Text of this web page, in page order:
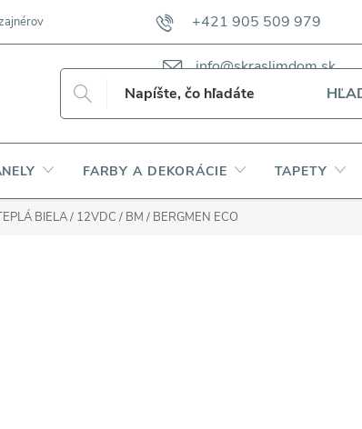
+421 905 509 979
info@skraslimdom.sk
VZORKOVNÍKY TKANÍN CAMFERO
FARBY A DEKORÁCIE TAPETY
BIELA / 12VDC / BM / BERGMEN ECO